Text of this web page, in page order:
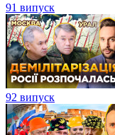
91 випуск
92 випуск